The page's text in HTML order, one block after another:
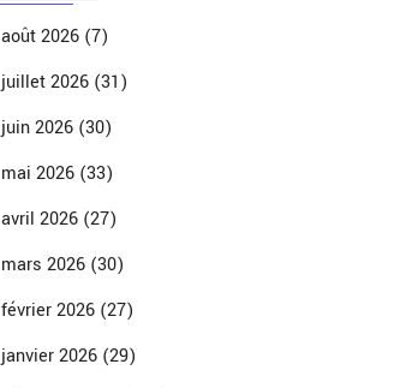
août 2026 (7)
juillet 2026 (31)
juin 2026 (30)
mai 2026 (33)
avril 2026 (27)
mars 2026 (30)
février 2026 (27)
janvier 2026 (29)